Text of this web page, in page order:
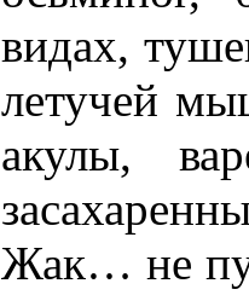
видах,
летучей
акулы,
Жак… не